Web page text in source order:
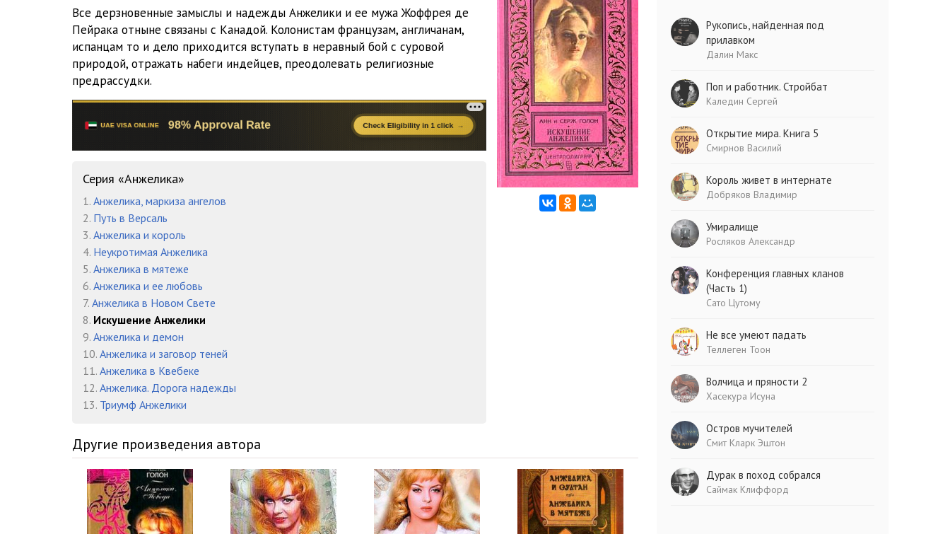
04_01_2_08 04:51
04_01_2_09 04:52
04_01_2_10 01:37
04_02_01 04:51
04_02_02 05:08
04:52
04_02_04 04:52
04_02_05
04_02_06
04_02_07
04_02_08
04_02_09
04_02_10
04_02_11
04_02_12
04_02_13
04_02_14 04:52
04_02_15 04:50
04_02_16 04:55
Все дерзновенные замыслы и надежды Анжелики и ее мужа Жоффрея де
Пейрака отныне связаны с Канадой. Колонистам французам, англичанам,
испанцам то и дело приходится вступать в неравный бой с суровой
природой, отражать набеги индейцев, преодолевать религиозные
предрассудки.
Серия «Анжелика»
1. Анжелика, маркиза ангелов
2. Путь в Версаль
3. Анжелика и король
4. Неукротимая Анжелика
5. Анжелика в мятеже
6. Анжелика и ее любовь
7. Анжелика в Новом Свете
8. Искушение Анжелики
9. Анжелика и демон
10. Анжелика и заговор теней
11. Анжелика в Квебеке
12. Анжелика. Дорога надежды
13. Триумф Анжелики
Другие произведения автора
Рукопись, найденная под
прилавком
Далин Макс
Поп и работник. Стройбат
Каледин Сергей
Открытие мира. Книга 5
Смирнов Василий
Король живет в интернате
Добряков Владимир
Умиралище
Росляков Александр
Конференция главных кланов
(Часть 1)
Сато Цутому
Не все умеют падать
Теллеген Тоон
Волчица и пряности 2
Хасекура Исуна
Остров мучителей
Смит Кларк Эштон
Дурак в поход собрался
Саймак Клиффорд